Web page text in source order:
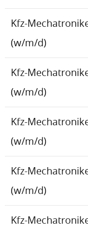
Kfz-
(w/m/d)
Kfz-
(w/m/d)
Kfz-
(w/m/d)
Kfz-
(w/m/d)
Kfz-